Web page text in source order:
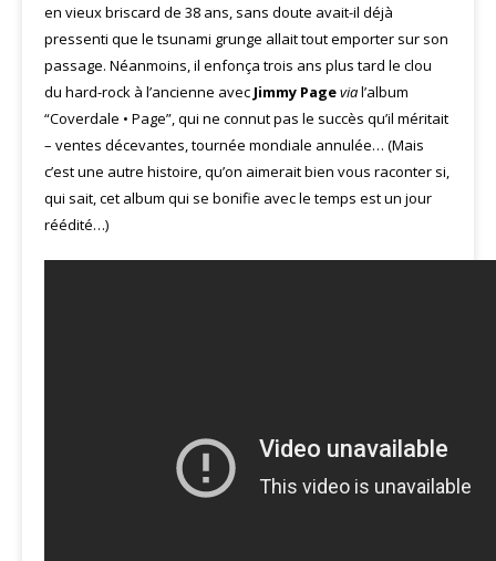
en vieux briscard de 38 ans, sans doute avait-il déjà
pressenti que le tsunami grunge allait tout emporter sur son
passage. Néanmoins, il enfonça trois ans plus tard le clou
du hard-rock à l’ancienne avec Jimmy Pagevial’album
“Coverdale • Page”, qui ne connut pas le succès qu’il méritait
– ventes décevantes, tournée mondiale annulée… (Mais
c’est une autre histoire, qu’on aimerait bien vous raconter si,
qui sait, cet album qui se bonifie avec le temps est un jour
réédité…)